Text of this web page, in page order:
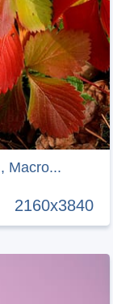
Macro...
2160x3840